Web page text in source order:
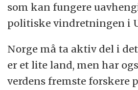
som kan fungere
politiske vindretningen i
Norge må ta aktiv del i
er et lite land, men har
verdens fremste forskere